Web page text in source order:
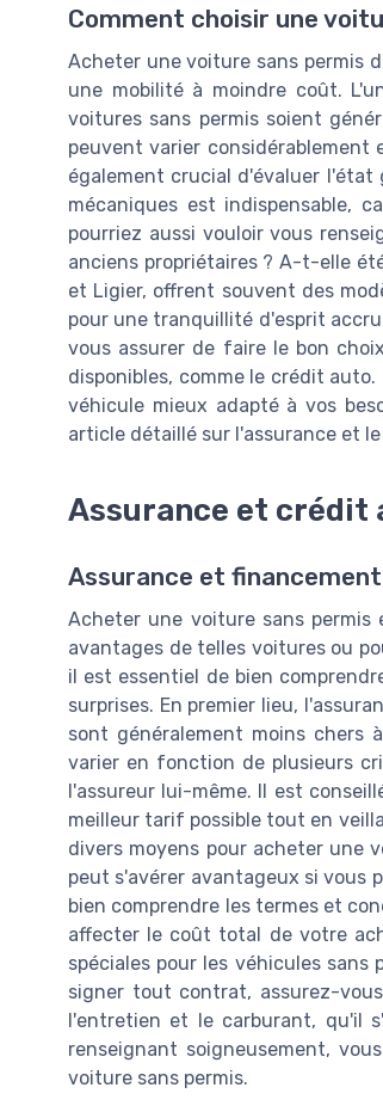
Comment choisir une
Acheter une voiture sans permis
une mobilité à moindre coût.
voitures sans permis soient
peuvent varier
également crucial d'évaluer
mécaniques est indispensable,
pourriez aussi vouloir vous
anciens propriétaires ? A-t-elle
et Ligier, offrent souvent des
pour une tranquillité d'esprit
vous assurer de faire le bon
disponibles, comme le crédit
véhicule mieux adapté à vos
article détaillé sur l'assurance et
Assurance et crédit
Assurance et
Acheter une voiture sans
avantages de telles voitures ou
il est essentiel de bien
surprises. En premier lieu,
sont généralement moins chers
varier en fonction de plusieurs
l'assureur lui-même. Il est
meilleur tarif possible tout en
divers moyens pour acheter une
peut s'avérer avantageux si vous
bien comprendre les termes et
affecter le coût total de votre
spéciales pour les véhicules
signer tout contrat, assurez-
l'entretien et le carburant, qu'il
renseignant soigneusement,
voiture sans permis.